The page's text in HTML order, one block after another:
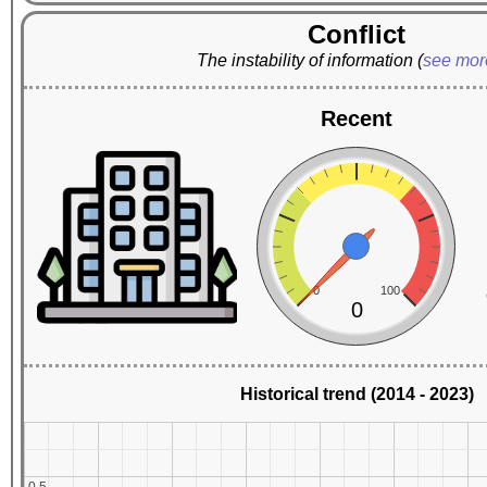
Conflict
The instability of information (see
Recent
0 100
0
Historical trend (2014 - 2023)